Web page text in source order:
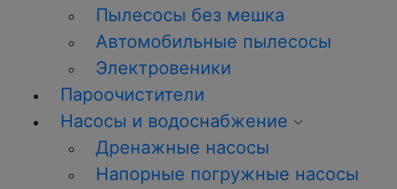
Пылесосы без мешка
Автомобильные пылесосы
Электровеники
Пароочистители
Насосы и водоснабжение
Дренажные насосы
Напорные погружные насосы